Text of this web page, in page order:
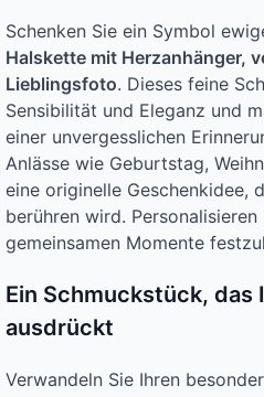
Schenken Sie ein Symbol
Halskette mit Herzanhänger,
Lieblingsfoto. Dieses feine
Sensibilität und Eleganz und
einer unvergesslichen
Anlässe wie Geburtstag,
eine originelle Geschenkidee,
berühren wird.
gemeinsamen Momente
Ein Schmuckstück, das
ausdrückt
Verwandeln Sie Ihren